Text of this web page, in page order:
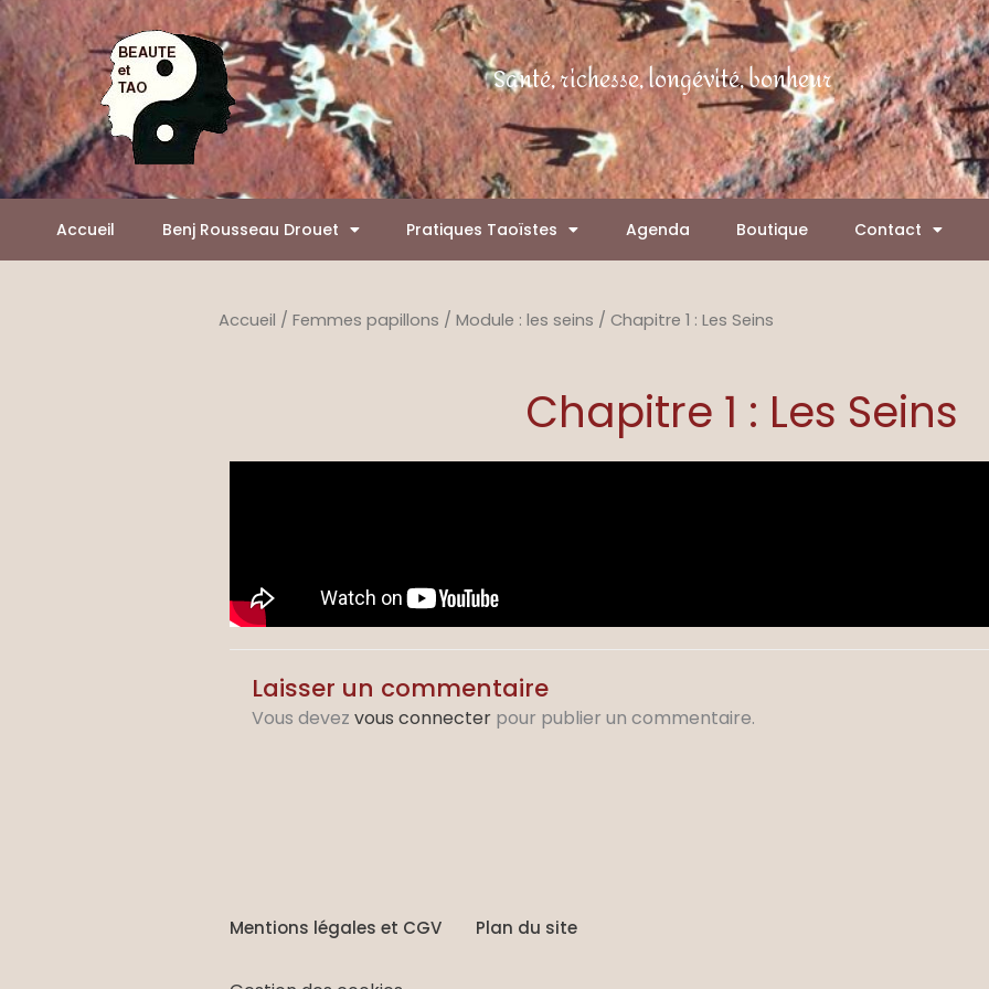
Aller
au
contenu
Santé, richesse, longévité, bonheur
Accueil Benj Rousseau Drouet Pratiques Taoïstes Agenda Boutique Contact
Accueil /Femmes papillons /Module : les seins / Chapitre 1 : Les Seins
Chapitre 1 : Les Seins
Laisser un commentaire
Vous devezvous connecter pour publier un commentaire.
Mentions légales et CGV Plan du site
Panneau de gestion des cookies